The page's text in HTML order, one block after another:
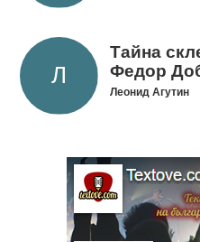
Тайна
Федор
Леонид Агутин